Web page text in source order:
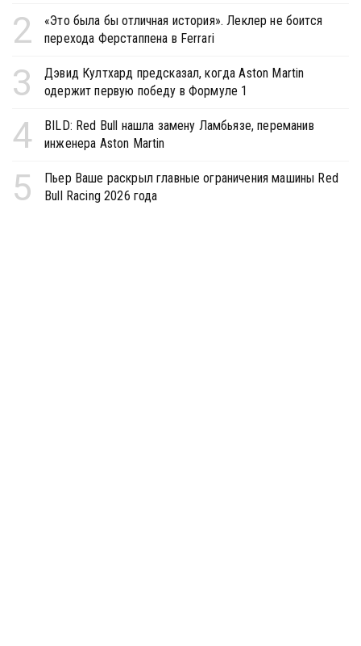
2
«Это была бы отличная история». Леклер не боится
перехода Ферстаппена в Ferrari
3
Дэвид Култхард предсказал, когда Aston Martin
одержит первую победу в Формуле 1
4
BILD: Red Bull нашла замену Ламбьязе, переманив
инженера Aston Martin
5
Пьер Ваше раскрыл главные ограничения машины Red
Bull Racing 2026 года